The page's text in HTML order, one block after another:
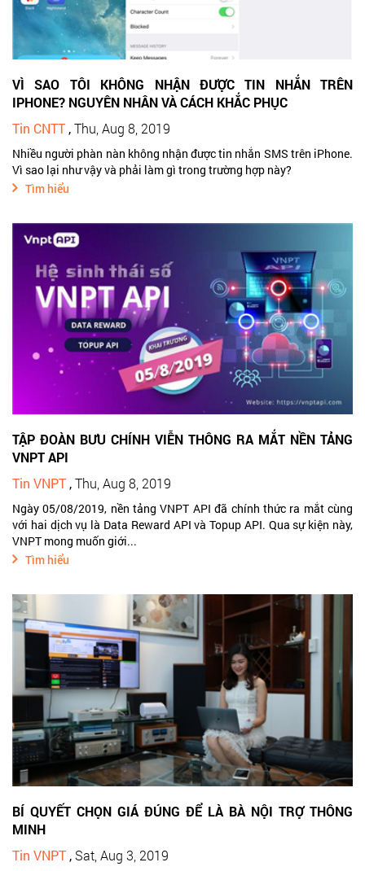
VÌ SAO TÔI KHÔNG NHẬN ĐƯỢC TIN NHẮN TRÊN
IPHONE? NGUYÊN NHÂN VÀ CÁCH KHẮC PHỤC
Tin CNTT ,Thu, Aug 8, 2019
Nhiều người phàn nàn không nhận được tin nhắn SMS trên iPhone.
Vì sao lại như vậy và phải làm gì trong trường hợp này?
Tìm hiểu
TẬP ĐOÀN BƯU CHÍNH VIỄN THÔNG RA MẮT NỀN TẢNG
VNPT API
Tin VNPT,Thu, Aug 8, 2019
Ngày 05/08/2019, nền tảng VNPT API đã chính thức ra mắt cùng
với hai dịch vụ là Data Reward API và Topup API. Qua sự kiện này,
VNPT mong muốn giới...
Tìm hiểu
BÍ QUYẾT CHỌN GIÁ ĐÚNG ĐỂ LÀ BÀ NỘI TRỢ THÔNG
MINH
Tin VNPT ,Sat, Aug 3, 2019